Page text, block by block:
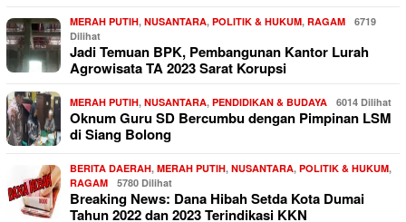
MERAH PUTIH, NUSANTARA, POLITIK & HUKUM, RAGAM
6719
Dilihat
Jadi Temuan BPK, Pembangunan Kantor Lurah
Agrowisata TA 2023 Sarat Korupsi
MERAH PUTIH, NUSANTARA, PENDIDIKAN & BUDAYA 6014 Dilihat
Oknum Guru SD Bercumbu dengan Pimpinan LSM
di Siang Bolong
BERITA DAERAH, MERAH PUTIH, NUSANTARA, POLITIK & HUKUM,
RAGAM
5780 Dilihat
Breaking News: Dana Hibah Setda Kota Dumai
Tahun 2022 dan 2023 Terindikasi KKN